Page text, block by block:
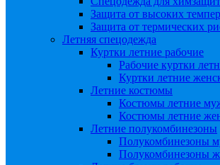
Защита от высоких
Защита от термических
Летняя спецодежда
Куртки летние рабочие
Рабочие куртки
Куртки летние
Летние костюмы
Костюмы летние
Костюмы летние
Летние полукомбинезоны
Полукомбинезоны
Полукомбинезоны